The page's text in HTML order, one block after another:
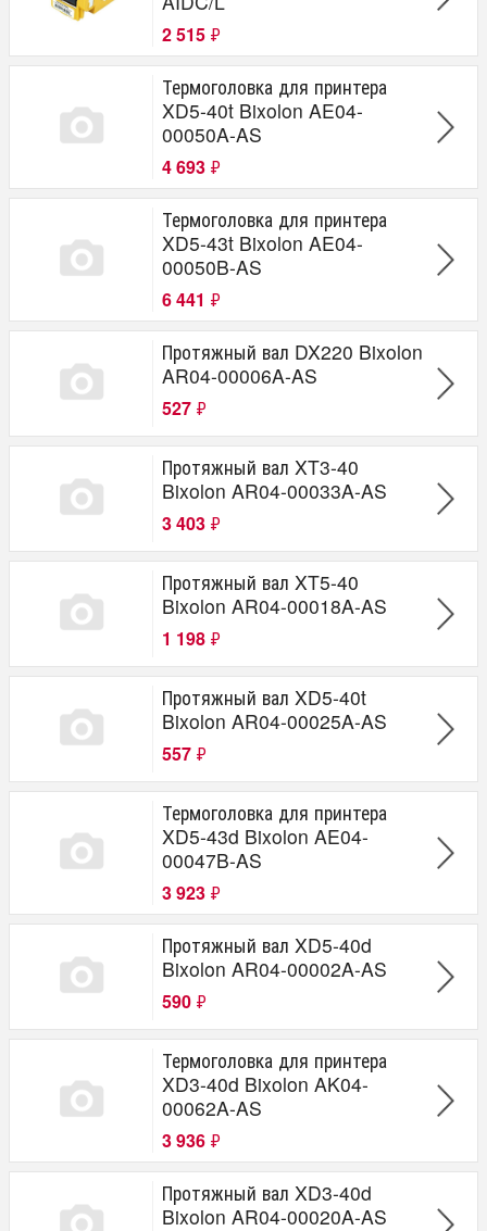
2 515 ₽
Термоголовка для принтера
XD5-40t Bixolon AE04-
00050A-AS
4 693 ₽
Термоголовка для принтера
XD5-43t Bixolon AE04-
00050B-AS
6 441 ₽
Протяжный вал DX220 Bixolon
AR04-00006A-AS
527 ₽
Протяжный вал XT3-40
Bixolon AR04-00033A-AS
3 403 ₽
Протяжный вал XT5-40
Bixolon AR04-00018A-AS
1 198 ₽
Протяжный вал XD5-40t
Bixolon AR04-00025A-AS
557 ₽
Термоголовка для принтера
XD5-43d Bixolon AE04-
00047B-AS
3 923 ₽
Протяжный вал XD5-40d
Bixolon AR04-00002A-AS
590 ₽
Термоголовка для принтера
XD3-40d Bixolon AK04-
00062A-AS
3 936 ₽
Протяжный вал XD3-40d
Bixolon AR04-00020A-AS